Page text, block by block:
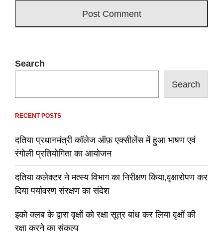
Search
Search
RECENT POSTS
दतिया प्रधानमंत्री कॉलेज ऑफ़ एक्सीलेंस में हुआ भाषण एवं
रंगोली प्रतियोगिता का आयोजन
दतिया कलेक्टर ने मत्स्य विभाग का निरीक्षण किया,वृक्षारोपण कर
दिया पर्यावरण संरक्षण का संदेश
इको क्लब के द्वारा वृक्षों को रक्षा सूत्र बांध कर लिया वृक्षों की
रक्षा करने का संकल्प